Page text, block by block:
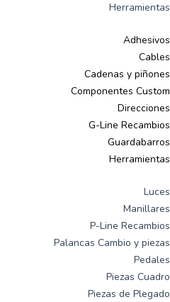
Herramientas
Adhesivos
Cables
Cadenas y piñones
Componentes Custom
Direcciones
G-Line Recambios
Guardabarros
Herramientas
Luces
Manillares
P-Line Recambios
Palancas Cambio y piezas
Pedales
Piezas Cuadro
Piezas de Plegado